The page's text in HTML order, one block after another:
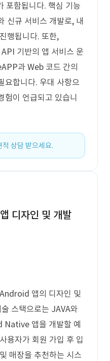
포함됩니다. 핵심 기능
신규 서비스 개발로, 내
행됩니다. 또한,
기반의 앱 서비스 운
과 Web 코드 간의
요합니다. 우대 사항으
이 언급되고 있습니
상담 받으세요.
디자인 및 개발
앱의 디자인 및
스택으로는 JAVA와
앱을 개발할 예
용자가 회원 가입 후 입
매장을 추천하는 시스